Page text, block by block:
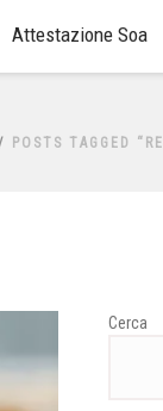
Attestazione Soa
POSTS TAGGED
Cerca